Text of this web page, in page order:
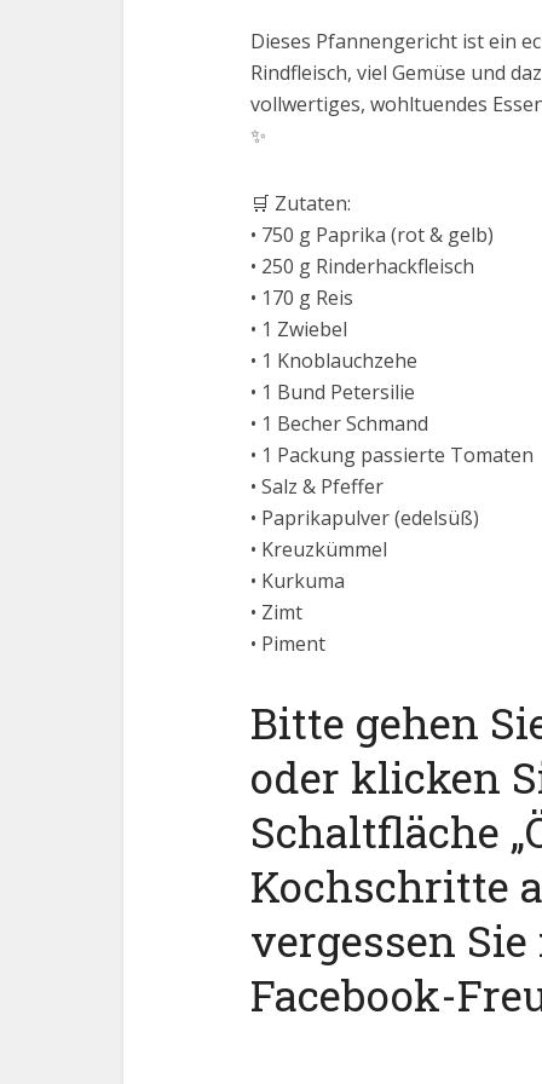
Dieses Pfannengericht ist ein
Rindfleisch, viel Gemüse und
vollwertiges, wohltuendes
✨
🛒 Zutaten:
• 750 g Paprika (rot & gelb)
• 250 g Rinderhackfleisch
• 170 g Reis
• 1 Zwiebel
• 1 Knoblauchzehe
• 1 Bund Petersilie
• 1 Becher Schmand
• 1 Packung passierte Tomaten
• Salz & Pfeffer
• Paprikapulver (edelsüß)
• Kreuzkümmel
• Kurkuma
• Zimt
• Piment
Bitte gehen
oder klicken
Schaltfläche
Kochschritte
vergessen
Facebook-